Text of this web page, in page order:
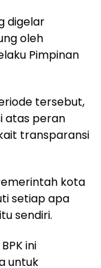
digelar
oleh
Pimpinan
tersebut,
atas peran
transparansi
kota
setiap apa
sendiri.
ini
untuk